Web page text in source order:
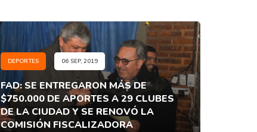
DEPORTES 06 SEP, 2019
FAD: SE ENTREGARON MÁS DE
$750.000 DE APORTES A 29 CLUBES
DE LA CIUDAD Y SE RENOVÓ LA
COMISIÓN FISCALIZADORA